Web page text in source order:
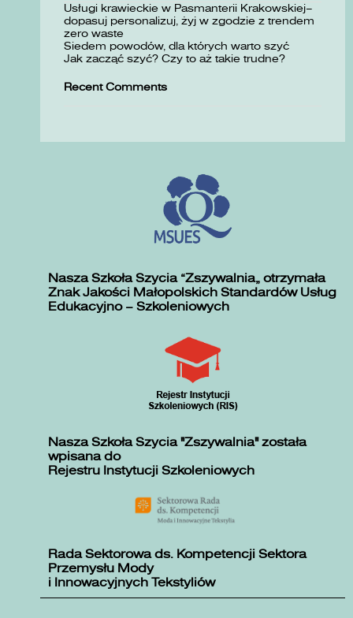
Usługi krawieckie w Pasmanterii Krakowskiej–
dopasuj personalizuj, żyj w zgodzie z trendem
zero waste
Siedem powodów, dla których warto szyć
Jak zacząć szyć? Czy to aż takie trudne?
Recent Comments
Nasza Szkoła Szycia „Zszywalnia” otrzymała
Znak Jakości Małopolskich Standardów Usług
Edukacyjno – Szkoleniowych
Nasza Szkoła Szycia "Zszywalnia" została
wpisana do
Rejestru Instytucji Szkoleniowych
Rada Sektorowa ds. Kompetencji Sektora
Przemysłu Mody
i Innowacyjnych Tekstyliów